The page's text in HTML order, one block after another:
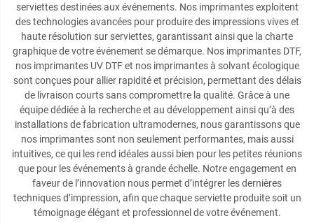
serviettes destinées aux événements. Nos imprimantes exploitent
des technologies avancées pour produire des impressions vives et
haute résolution sur serviettes, garantissant ainsi que la charte
graphique de votre événement se démarque. Nos imprimantes DTF,
nos imprimantes UV DTF et nos imprimantes à solvant écologique
sont conçues pour allier rapidité et précision, permettant des délais
de livraison courts sans compromettre la qualité. Grâce à une
équipe dédiée à la recherche et au développement ainsi qu’à des
installations de fabrication ultramodernes, nous garantissons que
nos imprimantes sont non seulement performantes, mais aussi
intuitives, ce qui les rend idéales aussi bien pour les petites réunions
que pour les événements à grande échelle. Notre engagement en
faveur de l’innovation nous permet d’intégrer les dernières
techniques d’impression, afin que chaque serviette produite soit un
témoignage élégant et professionnel de votre événement.